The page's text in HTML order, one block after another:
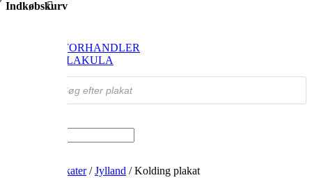
FIND FORHANDLER
OM VILAKULA
Byplakater/Jylland / Kolding plakat
Indkøbskurv